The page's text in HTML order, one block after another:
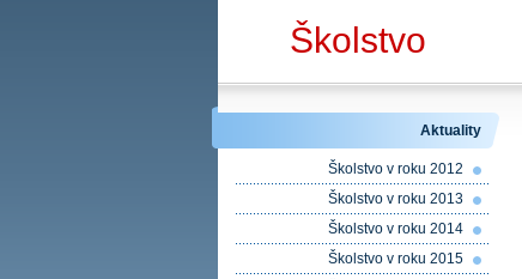
Školstvo
Aktuality
Školstvo v roku 2012
Školstvo v roku 2013
Školstvo v roku 2014
Školstvo v roku 2015